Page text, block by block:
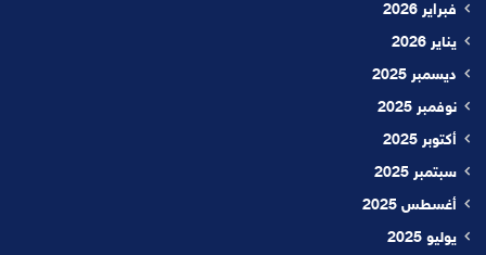
فبراير 2026
يناير 2026
ديسمبر 2025
نوفمبر 2025
أكتوبر 2025
سبتمبر 2025
أغسطس 2025
يوليو 2025